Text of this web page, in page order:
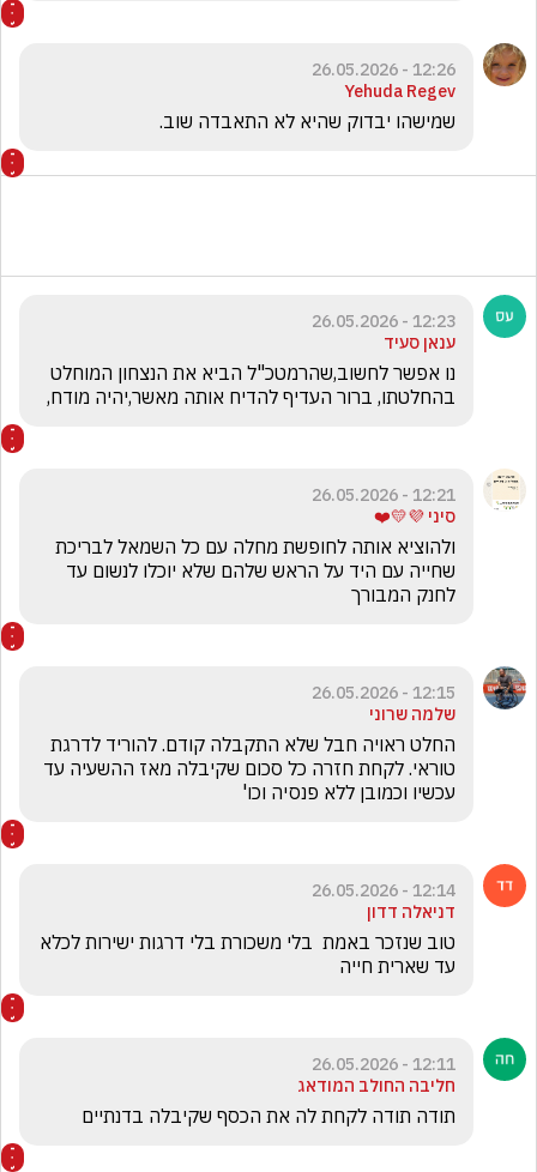
12:26 - 26.05.2026
Yehuda Regev
שמישהו יבדוק שהיא לא התאבדה שוב.
12:23 - 26.05.2026
ענאן סעיד
בהחלטתו, ברור העדיף להדיח אותה מאשר,יהיה מודח,
12:21 - 26.05.2026
סיני 💜💛❤️
לחנק המבורך
12:15 - 26.05.2026
שלמה שרוני
עכשיו וכמובן ללא פנסיה וכו'
12:14 - 26.05.2026
דניאלה דדון
עד שארית חייה
12:11 - 26.05.2026
חליבה החולב המודאג
תודה תודה לקחת לה את הכסף שקיבלה בדנתיים